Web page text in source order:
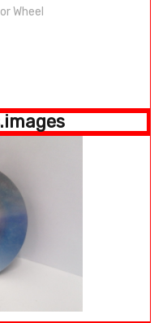
Wheel